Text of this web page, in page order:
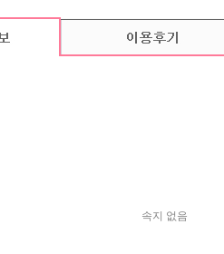
속지 없음